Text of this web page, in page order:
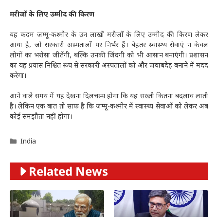
मरीजों के लिए उम्मीद की किरण
यह कदम जम्मू-कश्मीर के उन लाखों मरीजों के लिए उम्मीद की किरण लेकर
आया है, जो सरकारी अस्पतालों पर निर्भर हैं। बेहतर स्वास्थ्य सेवाएं न केवल
लोगों का भरोसा जीतेंगी, बल्कि उनकी जिंदगी को भी आसान बनाएंगी। प्रशासन
का यह प्रयास निश्चित रूप से सरकारी अस्पतालों को और जवाबदेह बनाने में मदद
करेगा।
आने वाले समय में यह देखना दिलचस्प होगा कि यह सख्ती कितना बदलाव लाती
है। लेकिन एक बात तो साफ है कि जम्मू-कश्मीर में स्वास्थ्य सेवाओं को लेकर अब
कोई समझौता नहीं होगा।
Categories
India
Related News